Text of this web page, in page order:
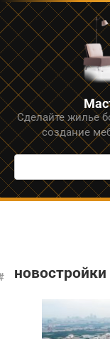
Перейти
к
контенту
Сделайте жилье
создание
Поиск:
новостройки